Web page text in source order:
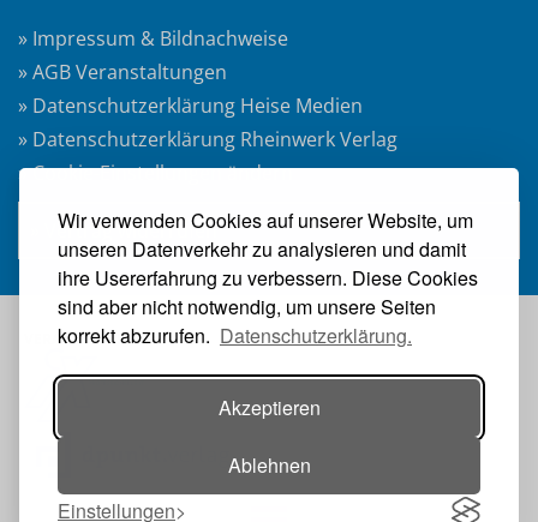
Wir verwenden Cookies auf unserer Website, um
unseren Datenverkehr zu analysieren und damit
ihre Usererfahrung zu verbessern. Diese Cookies
sind aber nicht notwendig, um unsere Seiten
korrekt abzurufen. Datenschutzerklärung.
Akzeptieren
Ablehnen
Einstellungen
» Impressum & Bildnachweise
» AGB Veranstaltungen
» Datenschutzerklärung Heise Medien
» Datenschutzerklärung Rheinwerk Verlag
» Cookie-Einstellungen ändern
» Vertrag widerrufen
VERANSTALTER: